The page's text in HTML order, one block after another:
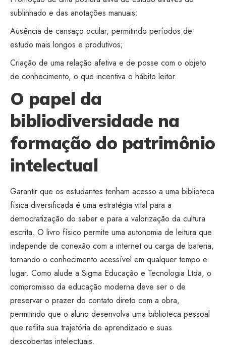
sublinhado e das anotações manuais;
Ausência de cansaço ocular, permitindo períodos de
estudo mais longos e produtivos;
Criação de uma relação afetiva e de posse com o objeto
de conhecimento, o que incentiva o hábito leitor.
O papel da
bibliodiversidade na
formação do patrimônio
intelectual
Garantir que os estudantes tenham acesso a uma biblioteca
física diversificada é uma estratégia vital para a
democratização do saber e para a valorização da cultura
escrita. O livro físico permite uma autonomia de leitura que
independe de conexão com a internet ou carga de bateria,
tornando o conhecimento acessível em qualquer tempo e
lugar. Como alude a Sigma Educação e Tecnologia Ltda, o
compromisso da educação moderna deve ser o de
preservar o prazer do contato direto com a obra,
permitindo que o aluno desenvolva uma biblioteca pessoal
que reflita sua trajetória de aprendizado e suas
descobertas intelectuais.